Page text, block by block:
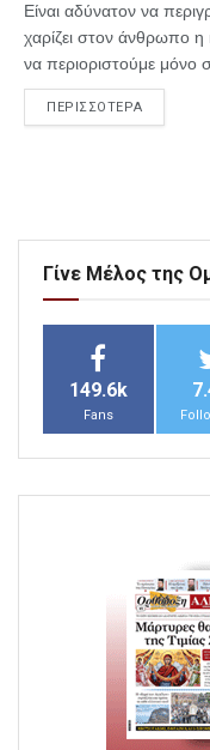
Είναι αδύνατον να
χαρίζει στον άνθρωπο
να περιοριστούμε μόνο
ΠΕΡΙΣΣΟΤΕΡΑ
Γίνε Μέλος της
149.6k
Fans